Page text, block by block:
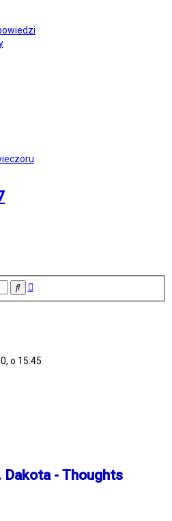
SzukajWyszukiwanie
o 15:45
Dakota - Thoughts